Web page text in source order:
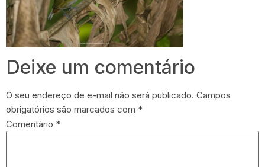
Deixe um comentário
O seu endereço de e-mail não será publicado. Campos
obrigatórios são marcados com *
Comentário *